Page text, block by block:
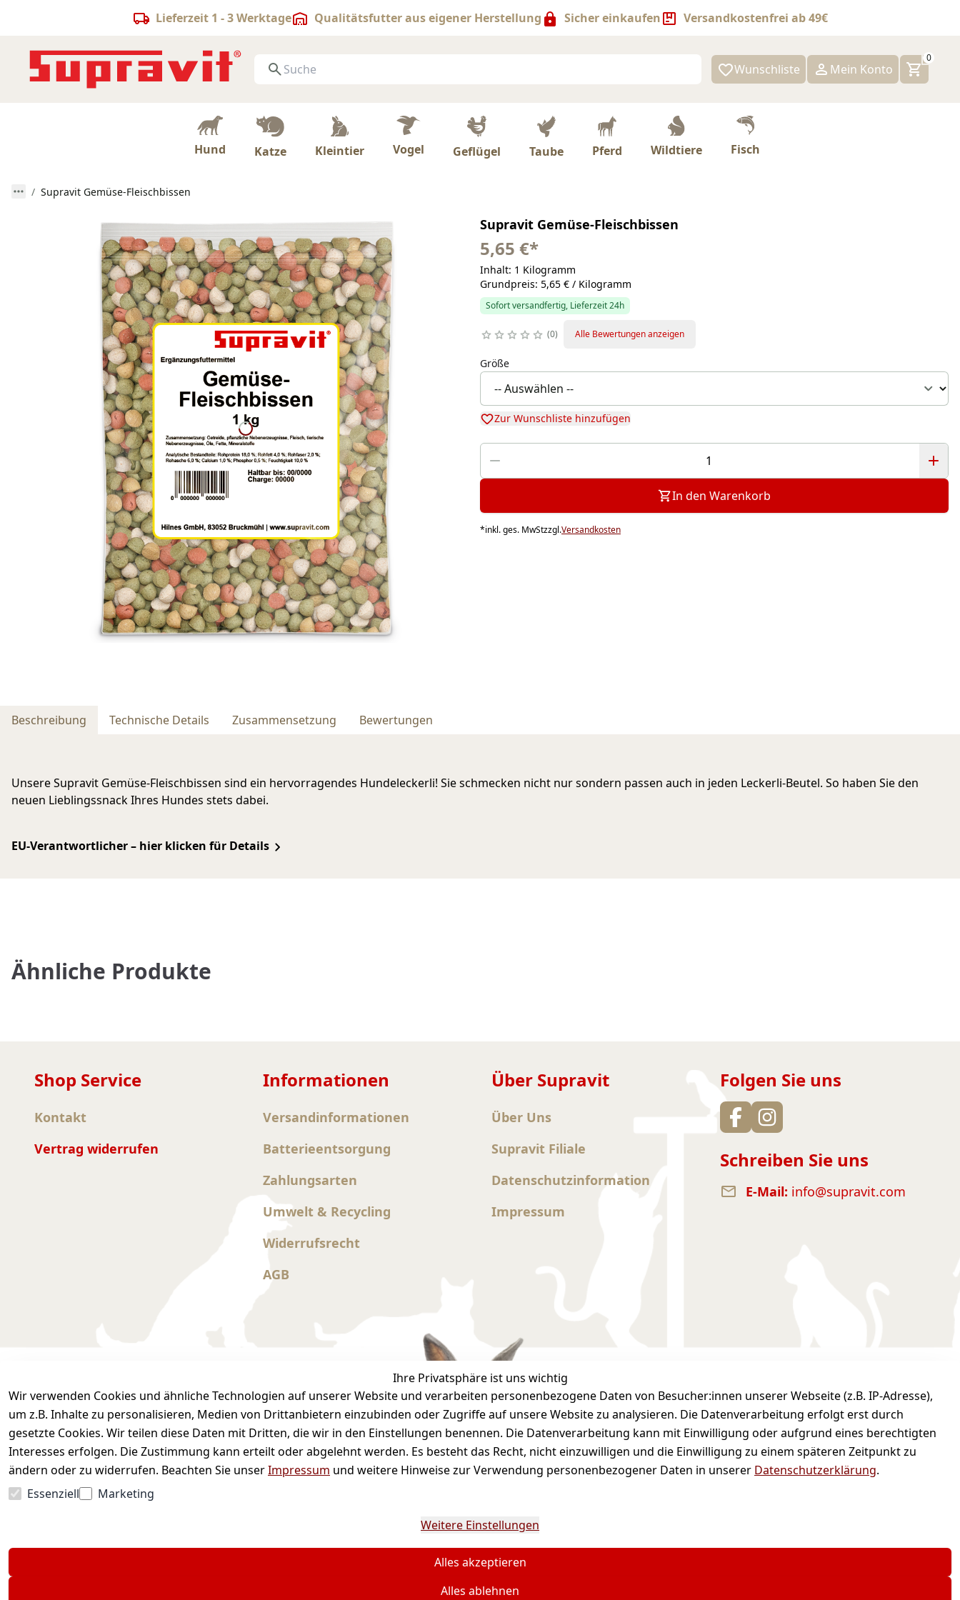
Lieferzeit 1 - 3 Werktage Qualitätsfutter aus eigener Herstellung Sicher einkaufen Versandkostenfrei ab 49€
Wunschliste
0
Mein Konto
Hund Katze Kleintier Vogel Geflügel Taube Pferd Wildtiere Fisch
Supravit Gemüse-Fleischbissen
Supravit Gemüse-Fleischbissen
5,65 €*
Inhalt: 1 Kilogramm
Grundpreis: 5,65 € / Kilogramm
Sofort versandfertig, Lieferzeit 24h
0 Alle Bewertungen anzeigen
Größe
Zur Wunschliste hinzufügen
In den Warenkorb
*inkl. ges. MwStzzgl.Versandkosten
Beschreibung Technische Details Zusammensetzung Bewertungen
Unsere Supravit Gemüse-Fleischbissen sind ein hervorragendes Hundeleckerli! Sie schmecken nicht nur sondern passen auch in jeden Leckerli-Beutel. So haben Sie den
neuen Lieblingssnack Ihres Hundes stets dabei.
EU-Verantwortlicher – hier klicken für Details
Ähnliche Produkte
Ihre Privatsphäre ist uns wichtig
Wir verwenden Cookies und ähnliche Technologien auf unserer Website und verarbeiten personenbezogene Daten von Besucher:innen unserer Webseite (z.B. IP-Adresse),
um z.B. Inhalte zu personalisieren, Medien von Drittanbietern einzubinden oder Zugriffe auf unsere Website zu analysieren. Die Datenverarbeitung erfolgt erst durch
gesetzte Cookies. Wir teilen diese Daten mit Dritten, die wir in den Einstellungen benennen. Die Datenverarbeitung kann mit Einwilligung oder aufgrund eines berechtigten
Interesses erfolgen. Die Zustimmung kann erteilt oder abgelehnt werden. Es besteht das Recht, nicht einzuwilligen und die Einwilligung zu einem späteren Zeitpunkt zu
ändern oder zu widerrufen. Beachten Sie unserImpressum und weitere Hinweise zur Verwendung personenbezogener Daten in unserer Datenschutzerklärung.
Essenziell
Marketing
Weitere Einstellungen
Alles akzeptieren
Alles ablehnen
Shop Service
Kontakt
Vertrag widerrufen
Informationen
Versandinformationen
Batterieentsorgung
Zahlungsarten
Umwelt & Recycling
Widerrufsrecht
AGB
Über Supravit
Über Uns
Supravit Filiale
Datenschutzinformation
Impressum
Folgen Sie uns
Schreiben Sie uns
E-Mail: info@supravit.com
Sicher einkaufen Wir versenden mit Bequem und sicher bezahlen